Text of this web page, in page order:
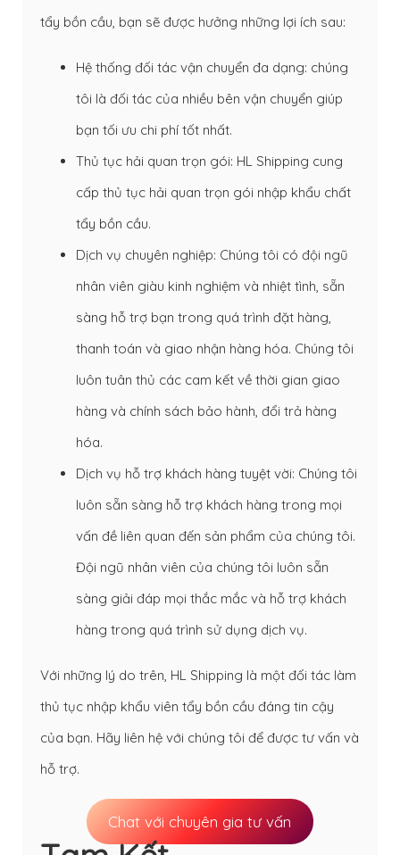
tẩy bồn cầu, bạn sẽ được hưởng những lợi ích sau:
Hệ thống đối tác vận chuyển đa dạng: chúng
tôi là đối tác của nhiều bên vận chuyển giúp
bạn tối ưu chi phí tốt nhất.
Thủ tục hải quan trọn gói: HL Shipping cung
cấp thủ tục hải quan trọn gói nhập khẩu chất
tẩy bồn cầu.
Dịch vụ chuyên nghiệp: Chúng tôi có đội ngũ
nhân viên giàu kinh nghiệm và nhiệt tình, sẵn
sàng hỗ trợ bạn trong quá trình đặt hàng,
thanh toán và giao nhận hàng hóa. Chúng tôi
luôn tuân thủ các cam kết về thời gian giao
hàng và chính sách bảo hành, đổi trả hàng
hóa.
Dịch vụ hỗ trợ khách hàng tuyệt vời: Chúng tôi
luôn sẵn sàng hỗ trợ khách hàng trong mọi
vấn đề liên quan đến sản phẩm của chúng tôi.
Đội ngũ nhân viên của chúng tôi luôn sẵn
sàng giải đáp mọi thắc mắc và hỗ trợ khách
hàng trong quá trình sử dụng dịch vụ.
Với những lý do trên, HL Shipping là một đối tác làm
thủ tục nhập khẩu viên tẩy bồn cầu đáng tin cậy
của bạn. Hãy liên hệ với chúng tôi để được tư vấn và
hỗ trợ.
Chat với chuyên gia tư vấn